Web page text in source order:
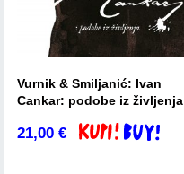
Vurnik & Smiljanić: Ivan
Cankar: podobe iz življenja
21,00€ Dodaj v košarico